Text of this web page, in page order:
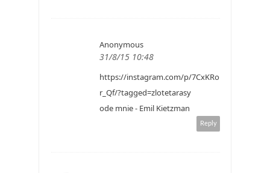
Anonymous
31/8/15 10:48
https://instagram.com/p/7CxKRo
r_Qf/?tagged=zlotetarasy
ode mnie - Emil Kietzman
Reply